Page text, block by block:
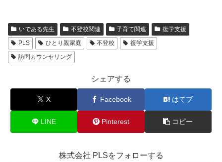
いである先生 不登校関連 子育て関連
復学支援
PLS
ひとり親家庭 不登校
復学支援
訪問カウンセリング
シェアする
X Facebook はてブ
LINE Pinterest コピー
株式会社 PLSをフォローする